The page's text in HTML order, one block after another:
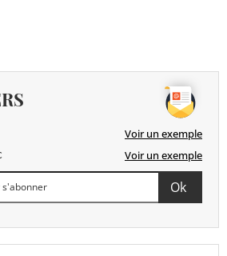
Voir un exemple
Voir un exemple